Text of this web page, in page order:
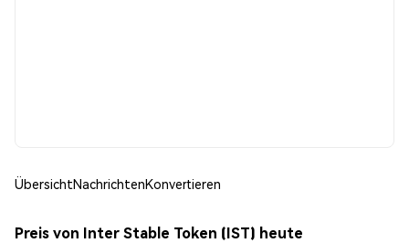
ÜbersichtNachrichtenKonvertieren
Preis von Inter Stable Token (IST) heute